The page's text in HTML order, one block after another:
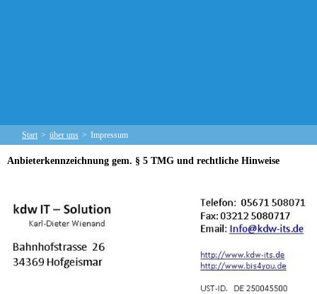
Start > über uns > Impressum
Anbieterkennzeichnung gem. § 5 TMG und rechtliche Hinweise